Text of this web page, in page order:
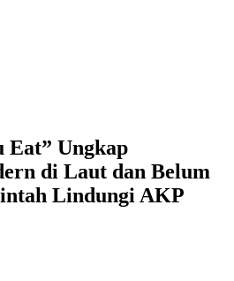
Eat” Ungkap
di Laut dan Belum
Lindungi AKP